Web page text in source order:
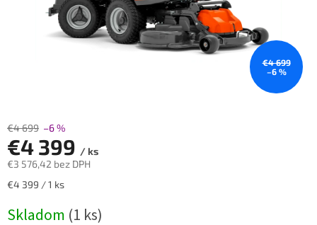
€4 699
–6 %
€4 699 –6 %
€4 399 / ks
€3 576,42 bez DPH
Jednotková
€4 399 / 1 ks
Skladom (1 ks)